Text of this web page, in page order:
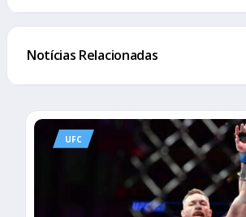
Notícias Relacionadas
UFC